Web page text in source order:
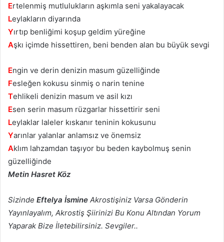
Ertelenmiş mutlulukların aşkımla seni yakalayacak
Leylakların diyarında
Yırtıp benliğimi koşup geldim yüreğine
Aşkı içimde hissettiren, beni benden alan bu büyük sevgi
Engin ve derin denizin masum güzelliğinde
Fesleğen kokusu sinmiş o narin tenine
Tehlikeli denizin masum ve asil kızı
Esen serin masum rüzgarlar hissettirir seni
Leylaklar laleler kıskanır teninin kokusunu
Yarınlar yalanlar anlamsız ve önemsiz
Aklım lahzamdan taşıyor bu beden kaybolmuş senin
güzelliğinde
Metin Hasret Köz
Sizinde Eftelya İsmine Akrostişiniz Varsa Gönderin
Yayınlayalım, Akrostiş Şiirinizi Bu Konu Altından Yorum
Yaparak Bize İletebilirsiniz. Sevgiler..